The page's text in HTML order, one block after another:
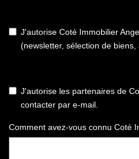
J'autorise Coté Immobilier
(newsletter, sélection de biens,
J'autorise les partenaires de
contacter par e-mail.
Comment avez-vous connu Coté